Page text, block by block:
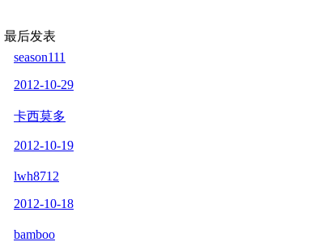
最后发表
season111
2012-10-29
卡西莫多
2012-10-19
lwh8712
2012-10-18
bamboo